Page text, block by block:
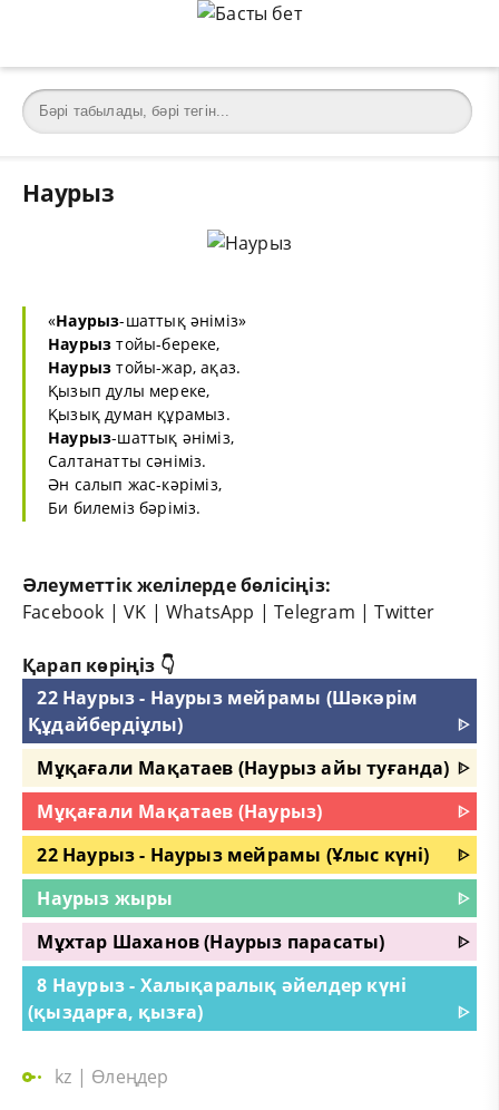
Наурыз
«Наурыз-шаттық әніміз»
Наурыз тойы-береке,
Наурыз тойы-жар, ақаз.
Қызып дулы мереке,
Қызық думан құрамыз.
Наурыз-шаттық әніміз,
Салтанатты сәніміз.
Ән салып жас-кәріміз,
Би билеміз бәріміз.
Әлеуметтік желілерде бөлісіңіз:
Facebook |VK |WhatsApp |Telegram |Twitter
Қарап көріңіз 👇
22 Наурыз - Наурыз мейрамы (Шәкәрім
Құдайбердіұлы)
ᐈ
Мұқағали Мақатаев (Наурыз айы туғанда) ᐈ
Мұқағали Мақатаев (Наурыз)
ᐈ
22 Наурыз - Наурыз мейрамы (Ұлыс күні)
ᐈ
Наурыз жыры
ᐈ
Мұхтар Шаханов (Наурыз парасаты)
ᐈ
8 Наурыз - Халықаралық әйелдер күні
(қыздарға, қызға)
ᐈ
kz | Өлеңдер